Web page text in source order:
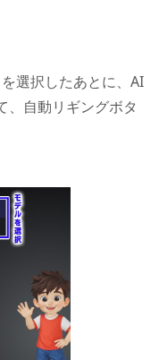
選択したあとに、AI
、自動リギングボタ